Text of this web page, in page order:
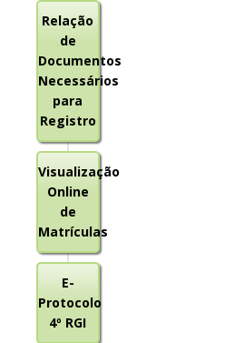
Relação
de
Documentos
Necessários
para
Registro
Visualização
Online
de
Matrículas
E-
Protocolo
4º RGI